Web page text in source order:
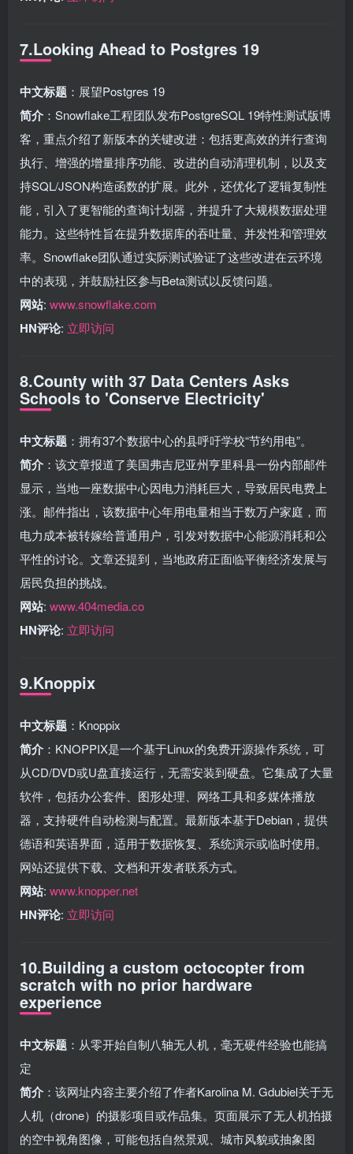
7.Looking Ahead to Postgres 19
中文标题 ：展望Postgres 19
简介 ：Snowflake工程团队发布PostgreSQL 19特性测试版博
客，重点介绍了新版本的关键改进：包括更高效的并行查询
执行、增强的增量排序功能、改进的自动清理机制，以及支
持SQL/JSON构造函数的扩展。此外，还优化了逻辑复制性
能，引入了更智能的查询计划器，并提升了大规模数据处理
能力。这些特性旨在提升数据库的吞吐量、并发性和管理效
率。Snowflake团队通过实际测试验证了这些改进在云环境
中的表现，并鼓励社区参与Beta测试以反馈问题。
网站: www.snowflake.com
HN评论: 立即访问
8.County with 37 Data Centers Asks
Schools to 'Conserve Electricity'
中文标题 ：拥有37个数据中心的县呼吁学校“节约用电”。
简介 ：该文章报道了美国弗吉尼亚州亨里科县一份内部邮件
显示，当地一座数据中心因电力消耗巨大，导致居民电费上
涨。邮件指出，该数据中心年用电量相当于数万户家庭，而
电力成本被转嫁给普通用户，引发对数据中心能源消耗和公
平性的讨论。文章还提到，当地政府正面临平衡经济发展与
居民负担的挑战。
网站: www.404media.co
HN评论: 立即访问
9.Knoppix
中文标题 ：Knoppix
简介 ：KNOPPIX是一个基于Linux的免费开源操作系统，可
从CD/DVD或U盘直接运行，无需安装到硬盘。它集成了大量
软件，包括办公套件、图形处理、网络工具和多媒体播放
器，支持硬件自动检测与配置。最新版本基于Debian，提供
德语和英语界面，适用于数据恢复、系统演示或临时使用。
网站还提供下载、文档和开发者联系方式。
网站: www.knopper.net
HN评论: 立即访问
10.Building a custom octocopter from
scratch with no prior hardware
experience
中文标题 ：从零开始自制八轴无人机，毫无硬件经验也能搞
定
简介 ：该网址内容主要介绍了作者Karolina M. Gdubiel关于无
人机（drone）的摄影项目或作品集。页面展示了无人机拍摄
的空中视角图像，可能包括自然景观、城市风貌或抽象图